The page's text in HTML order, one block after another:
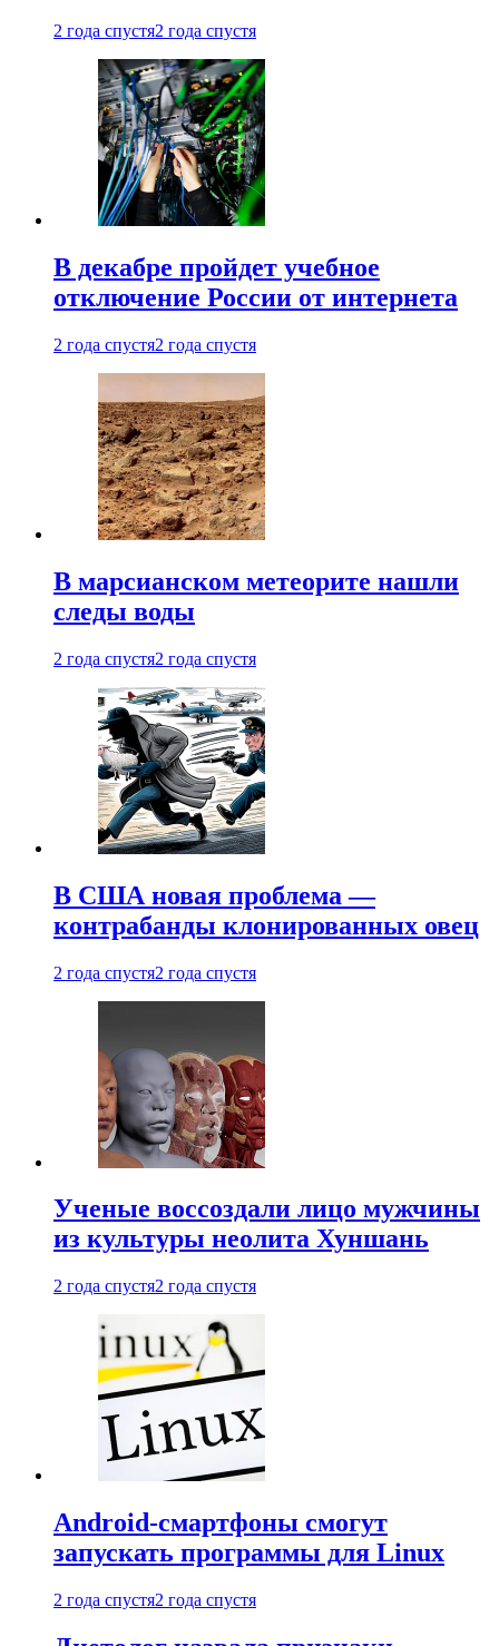
2 года спустя2 года спустя
В декабре пройдет учебное
отключение России от интернета
2 года спустя2 года спустя
В марсианском метеорите нашли
следы воды
2 года спустя2 года спустя
В США новая проблема —
контрабанды клонированных овец
2 года спустя2 года спустя
Ученые воссоздали лицо мужчины
из культуры неолита Хуншань
2 года спустя2 года спустя
Android-смартфоны смогут
запускать программы для Linux
2 года спустя2 года спустя